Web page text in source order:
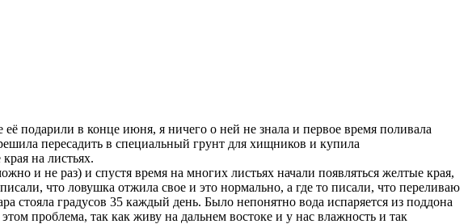
подарили в конце июня, я ничего о ней не знала и первое время поливала
пересадить в специальный грунт для хищников и купила
на листьях.
и не раз) и спустя время на многих листьях начали появляться желтые края,
что ловушка отжила свое и это нормально, а где то писали, что переливаю
градусов 35 каждый день. Было непонятно вода испаряется из поддона
проблема, так как живу на дальнем востоке и у нас влажность и так